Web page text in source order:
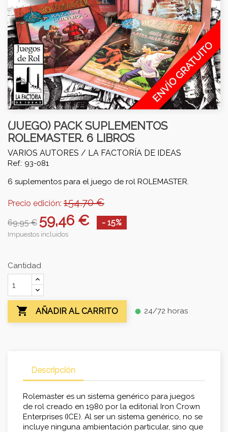
(JUEGO) PACK SUPLEMENTOS
ROLEMASTER. 6 LIBROS
VARIOS AUTORES / LA FACTORÍA DE IDEAS
Ref.: 93-081
6 suplementos para el juego de rol ROLEMASTER.
Precio edición: 154.70 €
69,95 € 59,46 € - 15%
Impuestos incluidos
Cantidad
 AÑADIR AL CARRITO fiber_manual_record 24/72 horas
Descripción
Rolemaster es un sistema genérico para juegos
de rol creado en 1980 por la editorial Iron Crown
Enterprises (ICE). Al ser un sistema genérico, no se
incluye ninguna ambientación particular, sino que